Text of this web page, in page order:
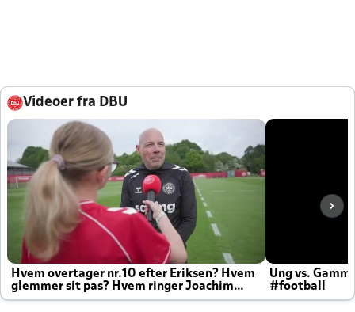
Videoer fra DBU
Hvem overtager nr.10 efter Eriksen? Hvem
glemmer sit pas? Hvem ringer Joachim
altid til efter kampe?
Ung vs.
#football